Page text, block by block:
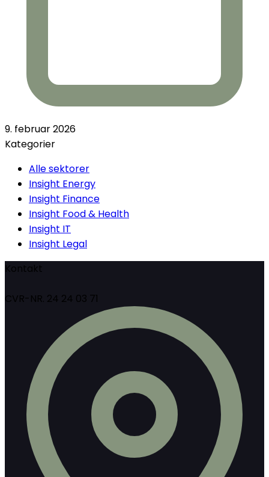
9. februar 2026
Kategorier
Alle sektorer
Insight Energy
Insight Finance
Insight Food & Health
Insight IT
Insight Legal
Kontakt
CVR-NR. 24 24 03 71